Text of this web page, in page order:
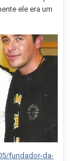
ele era um
fundador-da-